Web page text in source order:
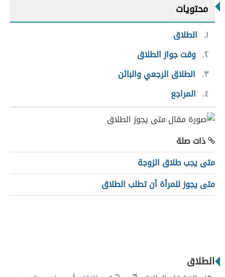
محتويات
١
الطلاق
٢ وقت جواز الطلاق
٣
الطلاق الرجعي والبائن
٤
المراجع
ذات صلة
متى يجب طلاق الزوجة
متى يجوز للمرأة أن تطلب الطلاق
الطلاق